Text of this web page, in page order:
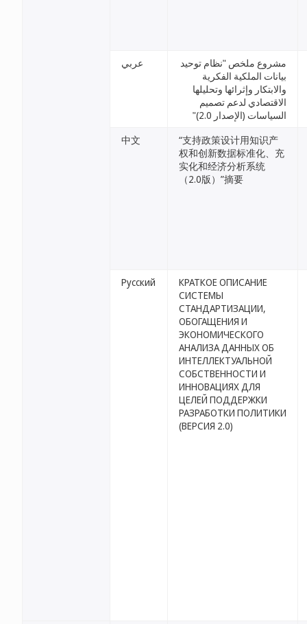
عربي
مشروع ملخص "نظام توحيد
بيانات الملكية الفكرية
والابتكار وإثرائها وتحليلها
الاقتصادي لدعم تصميم
السياسات (الإصدار 2.0)"
中文
“支持政策设计用知识产
权和创新数据标准化、充
实化和经济分析系统
（2.0版）”摘要
Русский
КРАТКОЕ ОПИСАНИЕ
СИСТЕМЫ
СТАНДАРТИЗАЦИИ,
ОБОГАЩЕНИЯ И
ЭКОНОМИЧЕСКОГО
АНАЛИЗА ДАННЫХ ОБ
ИНТЕЛЛЕКТУАЛЬНОЙ
СОБСТВЕННОСТИ И
ИННОВАЦИЯХ ДЛЯ
ЦЕЛЕЙ ПОДДЕРЖКИ
РАЗРАБОТКИ ПОЛИТИКИ
(ВЕРСИЯ 2.0)